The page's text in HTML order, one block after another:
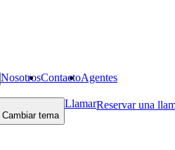
NosotrosContactoAgentes
Cambiar tema
LlamarReservar una